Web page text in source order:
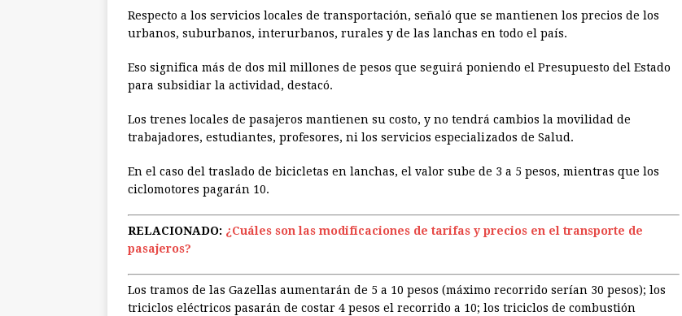
Respecto a los servicios locales de transportación, señaló que se mantienen los precios de los
urbanos, suburbanos, interurbanos, rurales y de las lanchas en todo el país.
Eso significa más de dos mil millones de pesos que seguirá poniendo el Presupuesto del Estado
para subsidiar la actividad, destacó.
Los trenes locales de pasajeros mantienen su costo, y no tendrá cambios la movilidad de
trabajadores, estudiantes, profesores, ni los servicios especializados de Salud.
En el caso del traslado de bicicletas en lanchas, el valor sube de 3 a 5 pesos, mientras que los
ciclomotores pagarán 10.
RELACIONADO: ¿Cuáles son las modificaciones de tarifas y precios en el transporte de
pasajeros?
Los tramos de las Gazellas aumentarán de 5 a 10 pesos (máximo recorrido serían 30 pesos); los
triciclos eléctricos pasarán de costar 4 pesos el recorrido a 10; los triciclos de combustión